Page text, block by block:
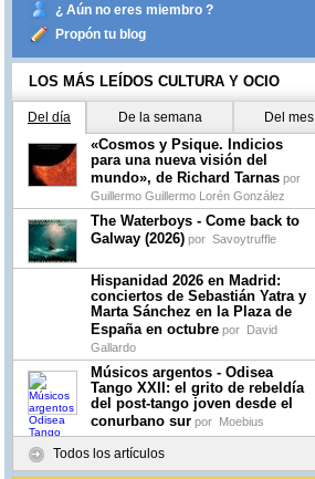
¿ Aún no eres miembro ?
Propón tu blog
LOS MÁS LEÍDOS CULTURA Y OCIO
Del día De la semana Del mes
«Cosmos y Psique. Indicios
para una nueva visión del
mundo», de Richard Tarnas por
Guillermo Guillermo Lorén González
The Waterboys - Come back to
Galway (2026) por Savoytruffle
Hispanidad 2026 en Madrid:
conciertos de Sebastián Yatra y
Marta Sánchez en la Plaza de
España en octubre por David
Gallardo
Músicos argentos - Odisea
Tango XXII: el grito de rebeldía
del post-tango joven desde el
conurbano sur por Moebius
Todos los artículos